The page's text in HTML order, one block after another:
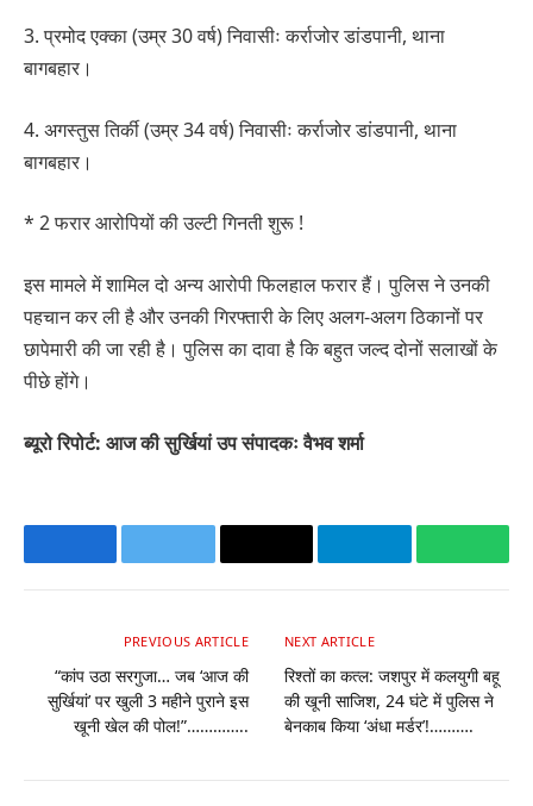
3. प्रमोद एक्का (उम्र 30 वर्ष) निवासीः कर्राजोर डांडपानी, थाना
बागबहार।
4. अगस्तुस तिर्की (उम्र 34 वर्ष) निवासीः कर्राजोर डांडपानी, थाना
बागबहार।
* 2 फरार आरोपियों की उल्टी गिनती शुरू !
इस मामले में शामिल दो अन्य आरोपी फिलहाल फरार हैं। पुलिस ने उनकी
पहचान कर ली है और उनकी गिरफ्तारी के लिए अलग-अलग ठिकानों पर
छापेमारी की जा रही है। पुलिस का दावा है कि बहुत जल्द दोनों सलाखों के
पीछे होंगे।
ब्यूरो रिपोर्ट: आज की सुर्खियां उप संपादकः वैभव शर्मा
FacebookTwitter Email Telegram
PREVIOUS ARTICLE
“कांप उठा सरगुजा… जब ‘आज की
सुर्खियां’ पर खुली 3 महीने पुराने इस
खूनी खेल की पोल!”…………..
NEXT ARTICLE
रिश्तों का कत्ल: जशपुर में कलयुगी बहू
की खूनी साजिश, 24 घंटे में पुलिस ने
बेनकाब किया ‘अंधा मर्डर’!……….